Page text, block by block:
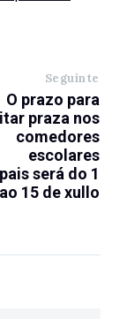
Seguinte
O prazo para
praza nos
comedores
escolares
será do 1
ao 15 de xullo